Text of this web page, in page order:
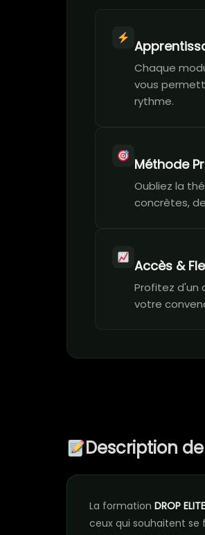
Chaque
vous
rythme.
Méthode
Oubliez la
concrètes,
Accès &
Profitez d'un
votre
Description
La formation DROP
ceux qui souhaitent